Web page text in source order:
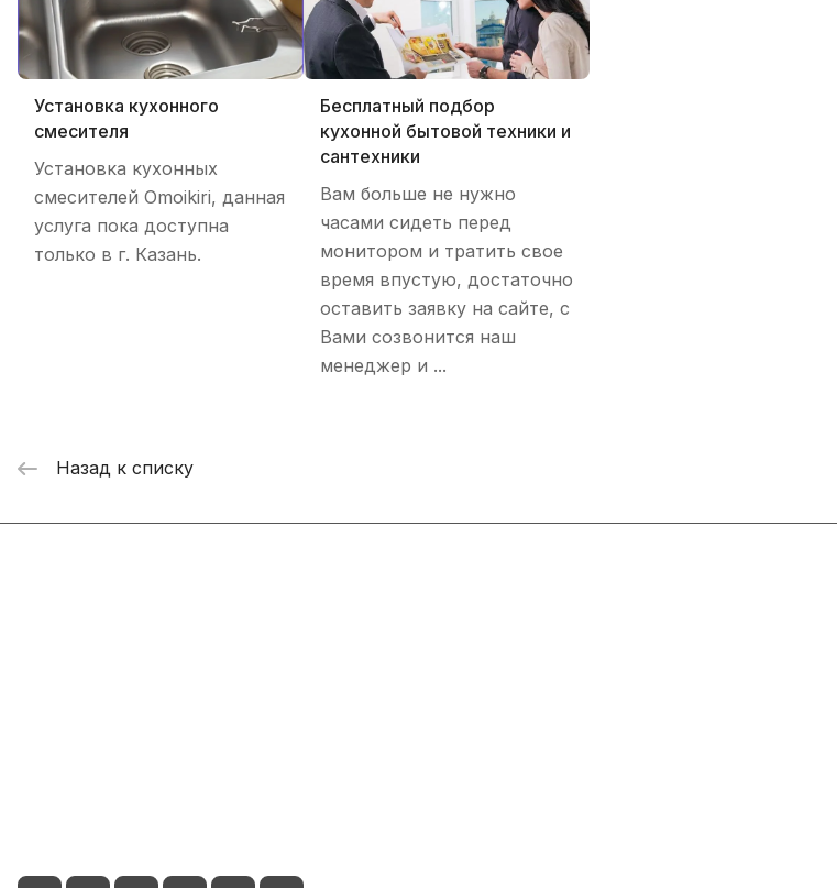
Установка кухонного
смесителя
Установка кухонных
смесителей Omoikiri, данная
услуга пока доступна
только в г. Казань.
Бесплатный подбор
кухонной бытовой техники и
сантехники
Вам больше не нужно
часами сидеть перед
монитором и тратить свое
время впустую, достаточно
оставить заявку на сайте, с
Вами созвонится наш
менеджер и ...
Назад к списку